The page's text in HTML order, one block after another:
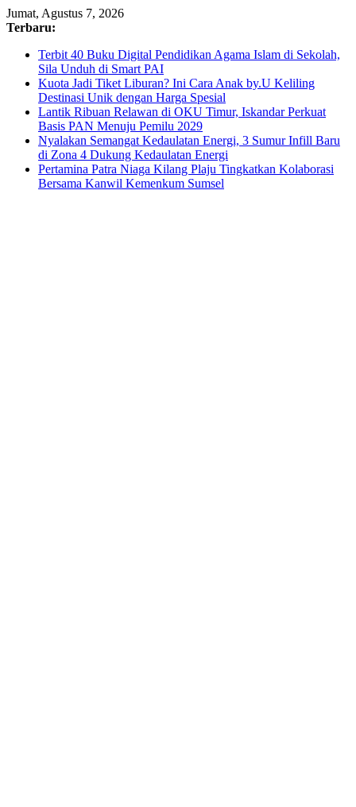
Skip
to
Jumat, Agustus 7, 2026
Terbaru:
Terbit 40 Buku Digital Pendidikan Agama Islam di Sekolah,
Sila Unduh di Smart PAI
Kuota Jadi Tiket Liburan? Ini Cara Anak by.U Keliling
Destinasi Unik dengan Harga Spesial
Lantik Ribuan Relawan di OKU Timur, Iskandar Perkuat
Basis PAN Menuju Pemilu 2029
Nyalakan Semangat Kedaulatan Energi, 3 Sumur Infill Baru
di Zona 4 Dukung Kedaulatan Energi
Pertamina Patra Niaga Kilang Plaju Tingkatkan Kolaborasi
Bersama Kanwil Kemenkum Sumsel